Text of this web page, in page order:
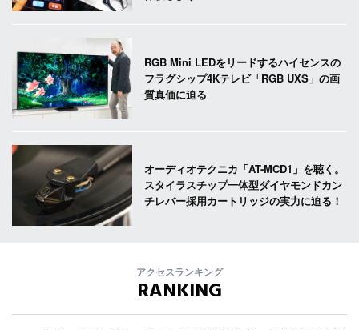
RGB Mini LEDをリードするハイセンスの
フラグシップ4Kテレビ「RGB UXS」の画
質真価に迫る
オーディオテクニカ「AT-MCD1」を聴く。
スタイラスチップ一体型ダイヤモンドカン
チレバー採用カートリッジの実力に迫る！
アクセスランキング
RANKING